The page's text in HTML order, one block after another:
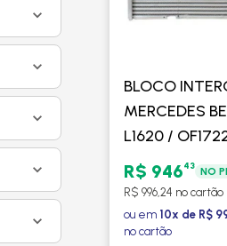
BLOCO
MERCEDES
L1620 /
2002 > EURO
R$ 94643 NO
R$ 996,24 no cartão
ou em 10x de R$
no cartão